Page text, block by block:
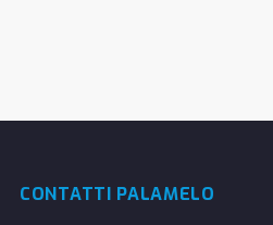
CONTATTI PALAMELO